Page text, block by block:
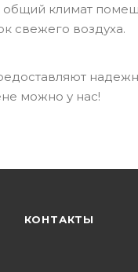
общий климат
свежего воздуха.
можно у нас!
КОНТАКТЫ